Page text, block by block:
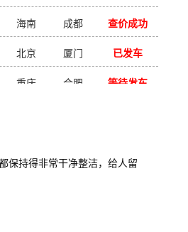
海南 成都 查价成功
北京 厦门 已发车
重庆 合肥 等待发车
保持得非常干净整洁，给人留